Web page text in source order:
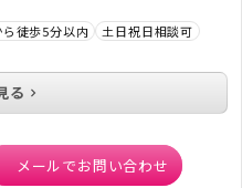
徒歩5分以内
土日祝日相談可
る
メールでお問い合わせ